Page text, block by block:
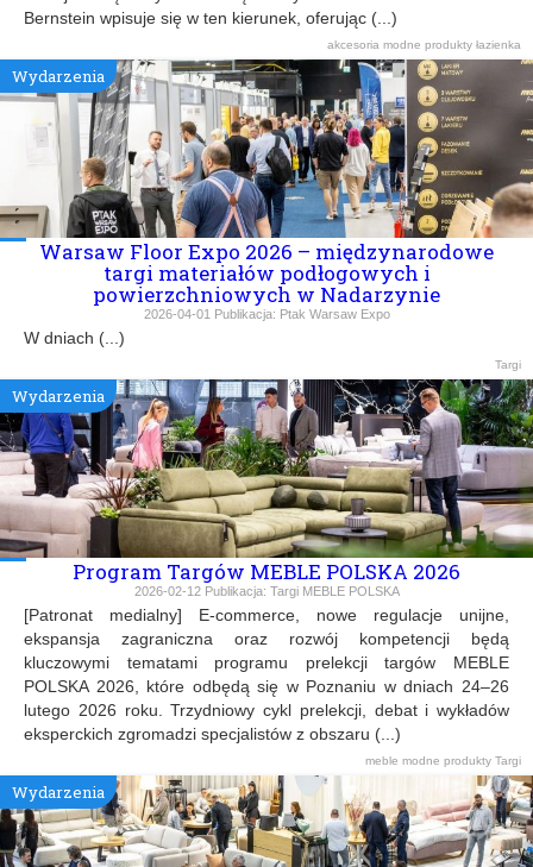
Bernstein wpisuje się w ten kierunek, oferując (...)
akcesoria modne produkty łazienka
Wydarzenia
Warsaw Floor Expo 2026 – międzynarodowe
targi materiałów podłogowych i
powierzchniowych w Nadarzynie
2026-04-01 Publikacja: Ptak Warsaw Expo
W dniach (...)
Targi
Wydarzenia
Program Targów MEBLE POLSKA 2026
2026-02-12Publikacja: Targi MEBLE POLSKA
[Patronat medialny] E-commerce, nowe regulacje unijne,
ekspansja zagraniczna oraz rozwój kompetencji będą
kluczowymi tematami programu prelekcji targów MEBLE
POLSKA 2026, które odbędą się w Poznaniu w dniach 24–26
lutego 2026 roku. Trzydniowy cykl prelekcji, debat i wykładów
eksperckich zgromadzi specjalistów z obszaru (...)
meble modne produkty Targi
Wydarzenia